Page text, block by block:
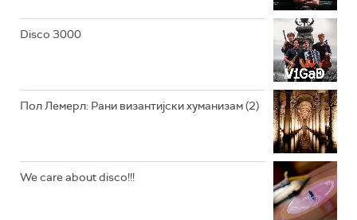
РАДИО ЏЕЗЕР
Disco 3000
Пол Лемерл: Рани византијски хуманизам (2)
We care about disco!!!